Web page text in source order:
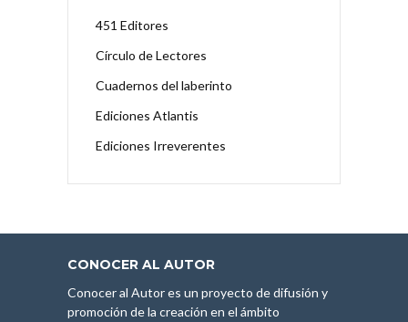
451 Editores
Círculo de Lectores
Cuadernos del laberinto
Ediciones Atlantis
Ediciones Irreverentes
CONOCER AL AUTOR
Conocer al Autor es un proyecto de difusión y
promoción de la creación en el ámbito